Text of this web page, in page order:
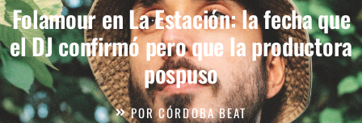
Folamour en La Estación: la fecha que
el DJ confirmó pero que la productora
pospuso
PORCÓRDOBA BEAT